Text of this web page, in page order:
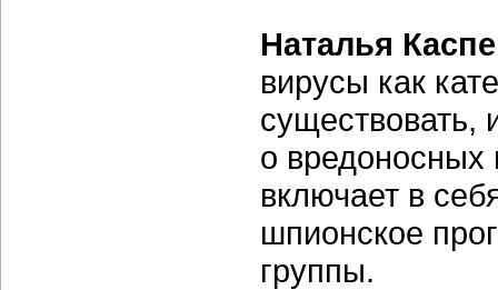
Наталья
вирусы как
существовать,
о вредоносных
включает в
шпионское
группы.